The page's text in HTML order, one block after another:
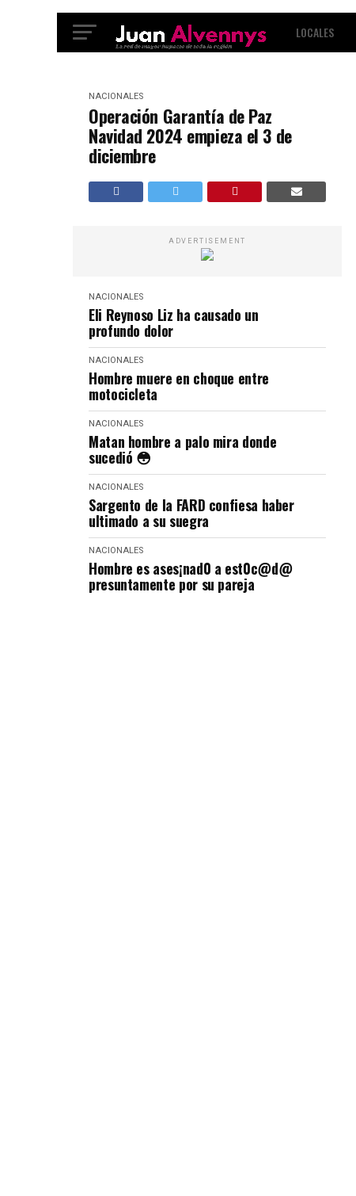
LOCALES
NACIONALES
Operación Garantía de Paz
Navidad 2024 empieza el 3 de
diciembre
ADVERTISEMENT
NACIONALES
Eli Reynoso Liz ha causado un
profundo dolor
NACIONALES
Hombre muere en choque entre
motocicleta
NACIONALES
Matan hombre a palo mira donde
sucedió 😳
NACIONALES
Sargento de la FARD confiesa haber
ultimado a su suegra
NACIONALES
Hombre es ases¡nad0 a est0c@d@
presuntamente por su pareja